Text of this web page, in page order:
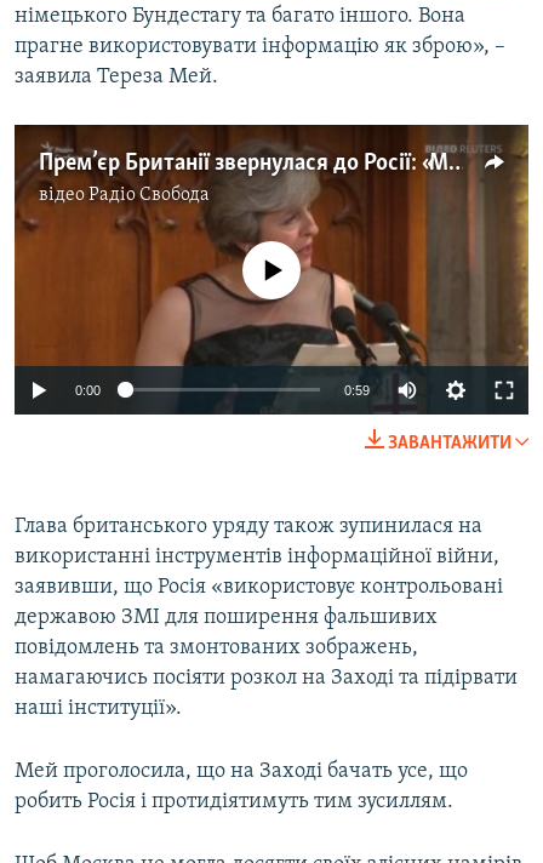
німецького Бундестагу та багато іншого. Вона
прагне використовувати інформацію як зброю», –
заявила Тереза Мей.
Прем’єр Британії звернулася до Росії: «Ми знаємо, що ви робите, і вам це не вдасться» (відео)
відеоРадіо Свобода
No media source currently available
0:00 0:59
ЗАВАНТАЖИТИ
Глава британського уряду також зупинилася на
використанні інструментів інформаційної війни,
заявивши, що Росія «використовує контрольовані
державою ЗМІ для поширення фальшивих
повідомлень та змонтованих зображень,
намагаючись посіяти розкол на Заході та підірвати
наші інституції».
Мей проголосила, що на Заході бачать усе, що
робить Росія і протидіятимуть тим зусиллям.